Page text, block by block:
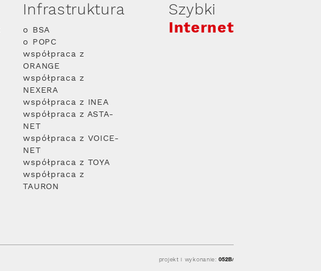
Infrastruktura
o BSA
o POPC
współpraca z
ORANGE
współpraca z
NEXERA
współpraca z INEA
współpraca z ASTA-
NET
współpraca z VOICE-
NET
współpraca z TOYA
współpraca z
TAURON
Szybki
Internet
projekt i wykonanie: